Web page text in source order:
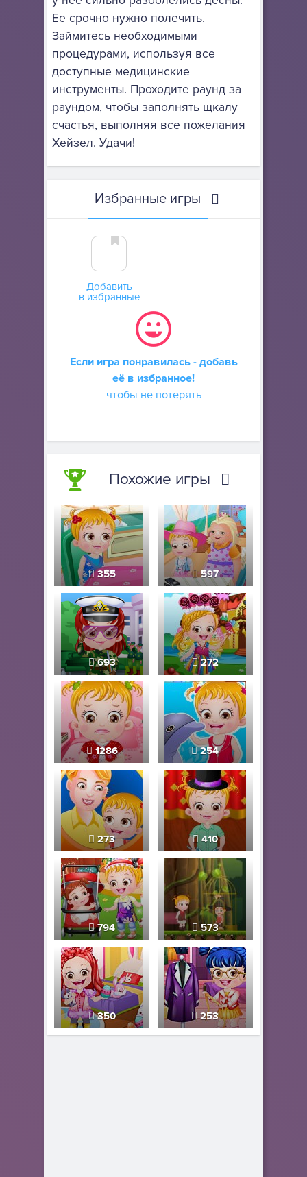
Ее срочно нужно полечить.
Займитесь необходимыми
процедурами, используя все
доступные медицинские
инструменты. Проходите раунд за
раундом, чтобы заполнять щкалу
счастья, выполняя все пожелания
Хейзел. Удачи!
Избранные игры
Добавить
в избранные
Если игра понравилась - добавь
её в избранное!
чтобы не потерять
Похожие игры
355 597
693 272
1286 254
273 410
794 573
350 253